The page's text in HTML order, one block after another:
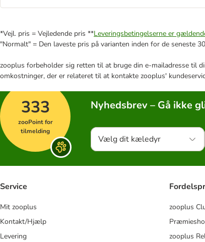
*Vejl. pris = Vejledende pris **Leveringsbetingelserne er
"Normalt" = Den laveste pris på varianten inden for de seneste
zooplus forbeholder sig retten til at bruge din e-mailadresse til
omkostninger, der er relateret til at kontakte zooplus'
333
zooPoint for
tilmelding
Nyhedsbrev – Gå ikke
Vælg dit kæledyr
Service
Mit zooplus
Kontakt/Hjælp
Levering
zooplus
zooplus